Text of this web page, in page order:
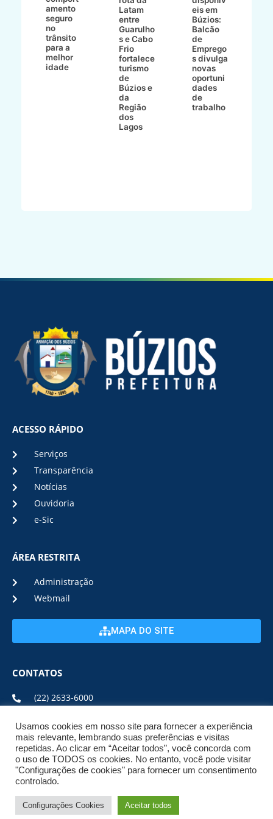
amento
seguro
no
trânsito
para a
melhor
idade
Latam
entre
Guarulho
s e Cabo
Frio
fortalece
turismo
de
Búzios e
da
Região
dos
Lagos
eis em
Búzios:
Balcão
de
Emprego
s divulga
novas
oportuni
dades
de
trabalho
ACESSO RÁPIDO
Serviços
Transparência
Notícias
Ouvidoria
e-Sic
ÁREA RESTRITA
Administração
Webmail
MAPA DO SITE
CONTATOS
(22) 2633-6000
ENDEREÇO E HORÁRIO
ESTRADA DA USINA, Nº 600 CENTRO, CEP: 28950-000
DE SEGUNDA A SEXTA DE 08:00 ÀS 17:00
© 2026 NPI BRASIL. TODOS OS DIREITOS
Usamos cookies em nosso site para fornecer a experiência
mais relevante, lembrando suas preferências e visitas
repetidas. Ao clicar em “Aceitar todos”, você concorda com
o uso de TODOS os cookies. No entanto, você pode visitar
"Configurações de cookies" para fornecer um consentimento
controlado.
Configurações Cookies Aceitar todos